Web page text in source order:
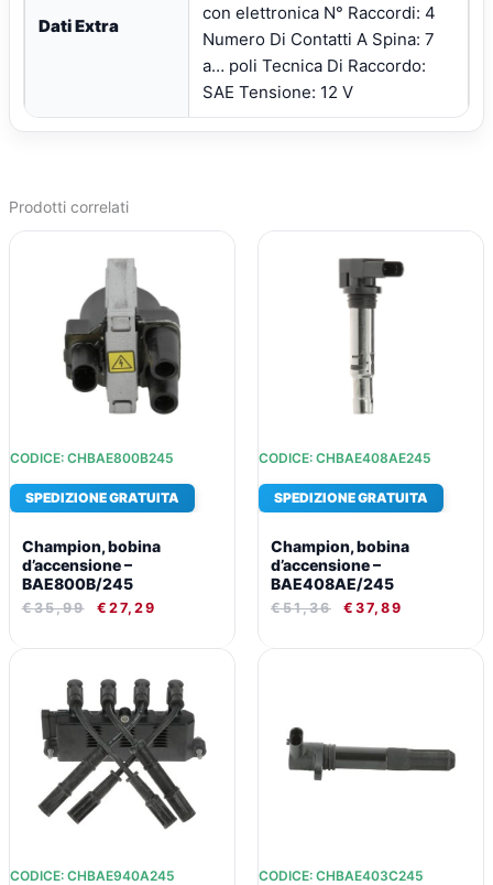
Dati Extra
con elettronica N° Raccordi: 4
Numero Di Contatti A Spina: 7
a… poli Tecnica Di Raccordo:
SAE Tensione: 12 V
Prodotti correlati
CODICE: CHBAE800B245
SPEDIZIONE GRATUITA
Champion, bobina
d’accensione –
BAE800B/245
€35,99
PREZZO
ORIGINALE
ERA:
€35,99.
€ 27,29
€27,29.
CODICE: CHBAE408AE245
SPEDIZIONE GRATUITA
Champion, bobina
d’accensione –
BAE408AE/245
€51,36
PREZZO
ORIGINALE
ERA:
€51,36.
€ 37,89
ATTUALE
CODICE: CHBAE940A245
ORIGINALE
ERA:
€145,79.
ATTUALE
È:
€103,05.
CODICE: CHBAE403C245